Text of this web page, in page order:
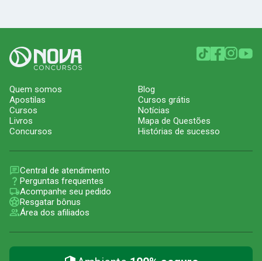
Quem somos
Apostilas
Cursos
Livros
Concursos
Blog
Cursos grátis
Notícias
Mapa de Questões
Histórias de sucesso
Central de atendimento
Perguntas frequentes
Acompanhe seu pedido
Resgatar bônus
Área dos afiliados